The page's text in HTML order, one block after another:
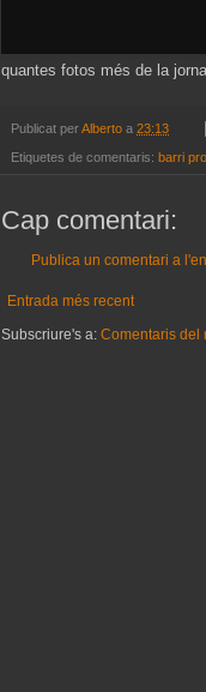
quantes fotos més de la
Publicat perAlberto a 23:13
Etiquetes de comentaris: barri
Cap comentari:
Publica un comentari a
Entrada més recent
Subscriure's a: Comentaris del